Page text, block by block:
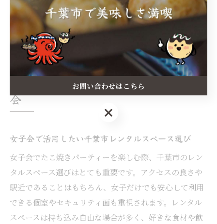
るリアルな声や感想を添えることで、共感や反響を得や
すくなります。事前にSNS投稿のルールやプライバシー
への配慮もメンバーで確認しておくと安心です。
レンタルスペースで楽しむ千葉市女子
会
女子会で活用したい千葉市レンタルスペース選び
女子会でたこ焼きパーティーを楽しむ際、千葉市のレン
タルスペース選びはとても重要です。アクセスの良さや
駅近であることはもちろん、女子だけでも安心して利用
できる個室やセキュリティ面も重視されます。レンタル
スペースは持ち込み自由な場合が多く、好きな食材や飲
お問い合わせはこちら
お問い合わせはこちら